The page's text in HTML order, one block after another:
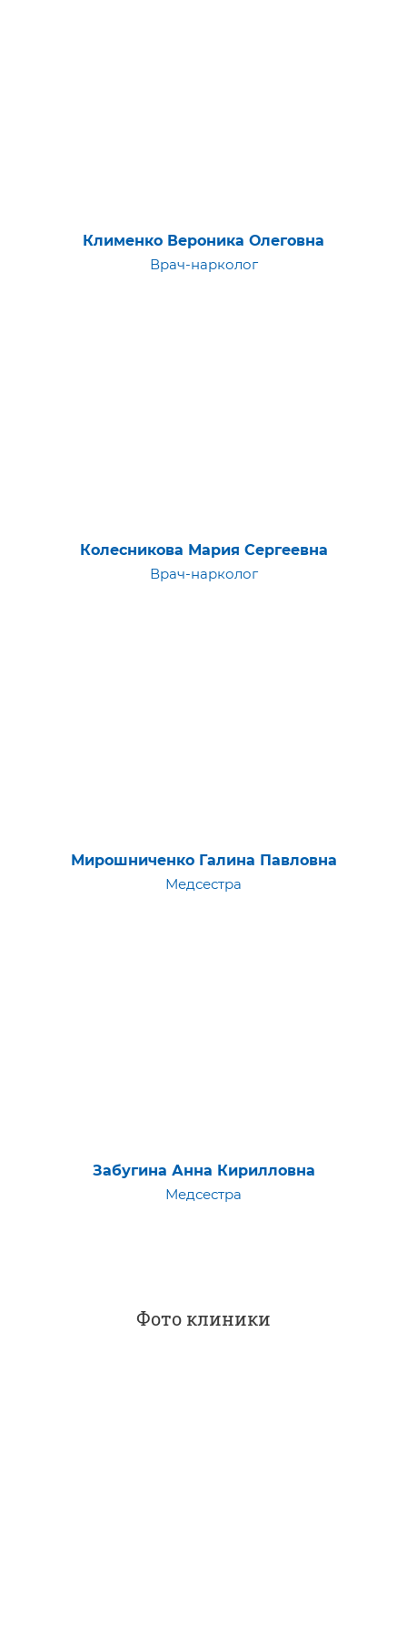
Клименко Вероника Олеговна
Врач-нарколог
Колесникова Мария Сергеевна
Врач-нарколог
Мирошниченко Галина Павловна
Медсестра
Забугина Анна Кирилловна
Медсестра
Фото клиники